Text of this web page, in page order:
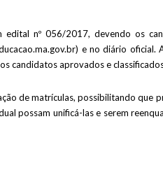
nº 056/2017, devendo os
e no diário oficial.
candidatos aprovados e
de matrículas, possibilitando que
possam unificá-las e serem